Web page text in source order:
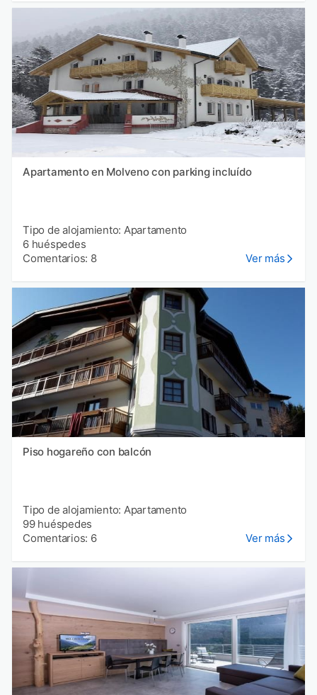
Apartamento en Molveno con parking incluído
Tipo de alojamiento: Apartamento
6 huéspedes
Comentarios: 8
Ver más
Piso hogareño con balcón
Tipo de alojamiento: Apartamento
99 huéspedes
Comentarios: 6
Ver más